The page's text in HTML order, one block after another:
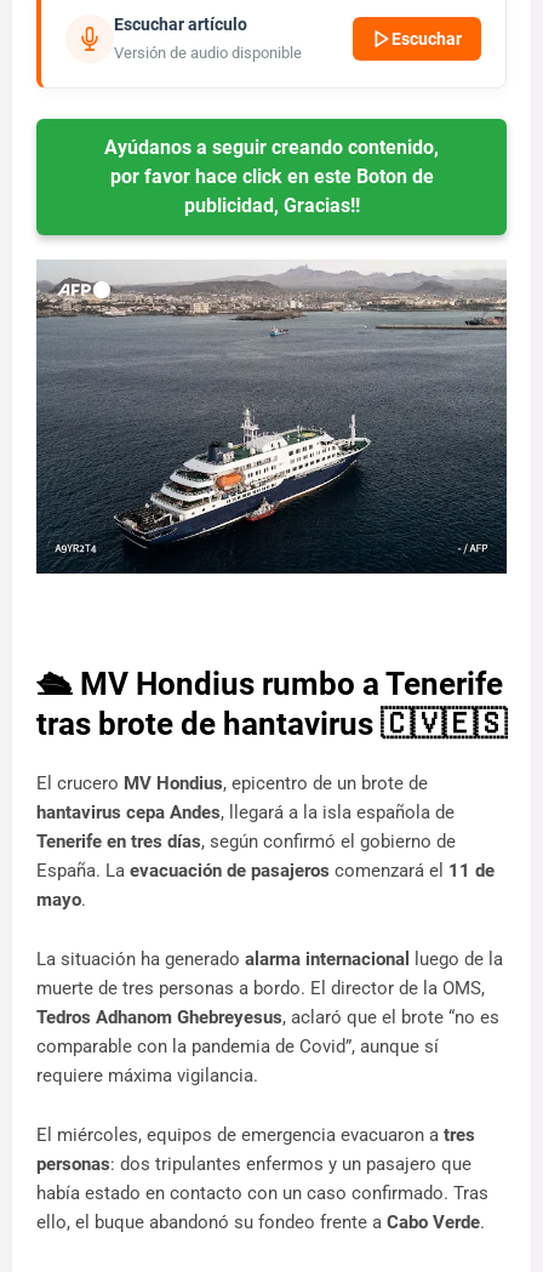
Escuchar artículo
Versión de audio disponible
Escuchar
Ayúdanos a seguir creando contenido,
por favor hace click en este Boton de
publicidad, Gracias!!
🛳️ MV Hondius rumbo a Tenerife
tras brote de hantavirus 🇨🇻🇪🇸
El crucero MV Hondius
hantavirus cepa Andes
Tenerife en tres días, según confirmó el gobierno de
España. La evacuación de pasajeros comenzará el 11 de
mayo.
La situación ha generado alarma internacional
luego de la
Tedros Adhanom Ghebreyesus, aclaró que el brote “no es
comparable con la pandemia de Covid”, aunque sí
requiere máxima vigilancia.
El miércoles, equipos de emergencia evacuaron a tres
personas: dos tripulantes enfermos y un pasajero que
había estado en contacto con un caso confirmado. Tras
ello, el buque abandonó su fondeo frente a Cabo Verde.